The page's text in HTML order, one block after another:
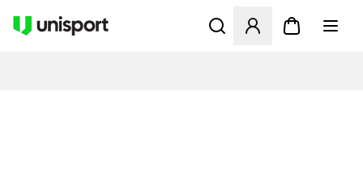
Åbner en Modal til at